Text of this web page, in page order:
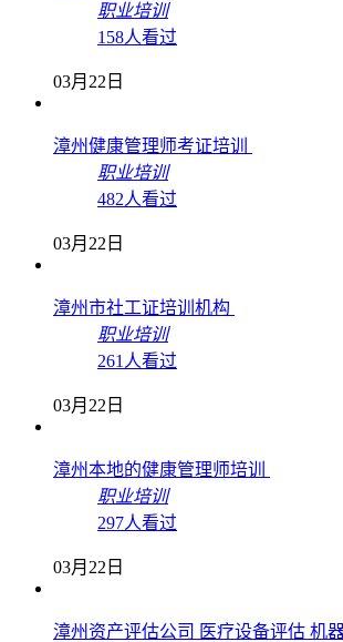
职业培训
158人看过
03月22日
漳州健康管理师考证培训
职业培训
482人看过
03月22日
漳州市社工证培训机构
职业培训
261人看过
03月22日
漳州本地的健康管理师培训
职业培训
297人看过
03月22日
漳州资产评估公司 医疗设备评估 机